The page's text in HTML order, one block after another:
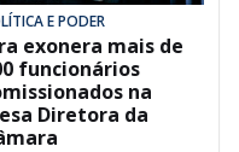
E PODER
exonera mais de
funcionários
na
Diretora da